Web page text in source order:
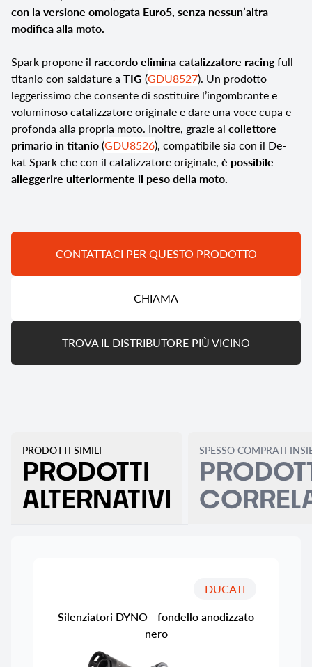
con la versione omologata Euro5, senza nessun’altra
modifica alla moto.
Spark propone il raccordo elimina catalizzatore racingfull
titanio con saldature a TIG (GDU8527). Un prodotto
leggerissimo che consente di sostituire l’ingombrante e
voluminoso catalizzatore originale e dare una voce cupa e
profonda alla propria moto. Inoltre, grazie al collettore
primario in titanio(GDU8526), compatibile sia con il De-
kat Spark che con il catalizzatore originale, è possibile
alleggerire ulteriormente il peso della moto.
CONTATTACI PER QUESTO PRODOTTO
CHIAMA
TROVA IL DISTRIBUTORE PIÙ VICINO
PRODOTTI SIMILI
PRODOTTI
ALTERNATIVI
SPESSO COMPRATI
DUCATI
Silenziatori DYNO - fondello anodizzato
nero